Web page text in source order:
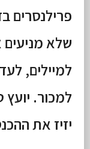
פרילנסרים
שלא מניעים
למיילים,
למכור.
יזיז את